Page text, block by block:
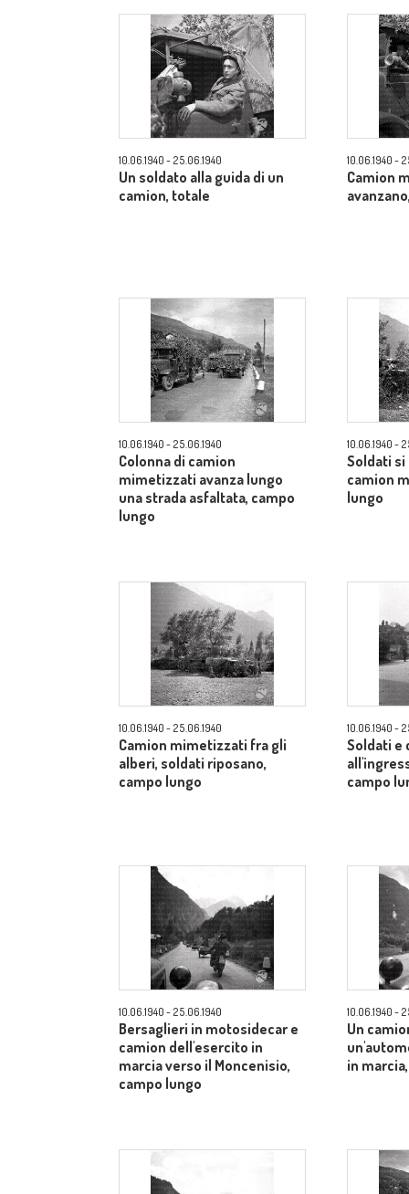
10.06.1940 - 25.06.1940
Un soldato alla guida di un
camion, totale
10.06.1940 -
Camion
10.06.1940 - 25.06.1940
Colonna di camion
mimetizzati avanza lungo
una strada asfaltata, campo
lungo
10.06.1940 -
Soldati
camion
lungo
10.06.1940 - 25.06.1940
Camion mimetizzati fra gli
alberi, soldati riposano,
campo lungo
10.06.1940 -
Soldati e
campo
10.06.1940 - 25.06.1940
Bersaglieri in motosidecar e
camion dell'esercito in
marcia verso il Moncenisio,
campo lungo
10.06.1940 -
Un
in